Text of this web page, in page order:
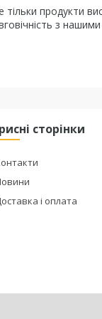
продукти
з
сторінки
і оплата